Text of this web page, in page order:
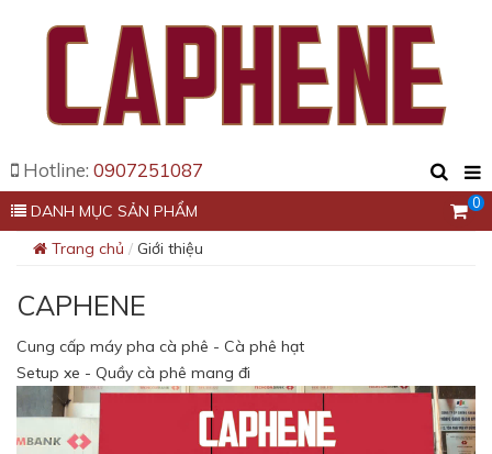
Hotline: 0907251087
0
DANH MỤC SẢN PHẨM
Trang chủ
Giới thiệu
CAPHENE
Cung cấp máy pha cà phê - Cà phê hạt
Setup xe - Quầy cà phê mang đi